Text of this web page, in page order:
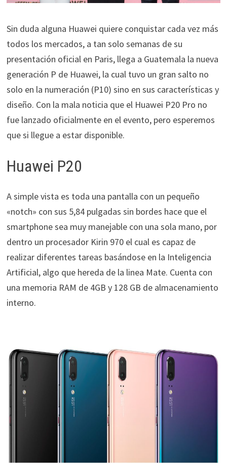
Sin duda alguna Huawei quiere conquistar cada vez más
todos los mercados, a tan solo semanas de su
presentación oficial en Paris, llega a Guatemala la nueva
generación P de Huawei, la cual tuvo un gran salto no
solo en la numeración (P10) sino en sus características y
diseño. Con la mala noticia que el Huawei P20 Pro no
fue lanzado oficialmente en el evento, pero esperemos
que si llegue a estar disponible.
Huawei P20
A simple vista es toda una pantalla con un pequeño
«notch» con sus 5,84 pulgadas sin bordes hace que el
smartphone sea muy manejable con una sola mano, por
dentro un procesador Kirin 970 el cual es capaz de
realizar diferentes tareas basándose en la Inteligencia
Artificial, algo que hereda de la linea Mate. Cuenta con
una memoria RAM de 4GB y 128 GB de almacenamiento
interno.